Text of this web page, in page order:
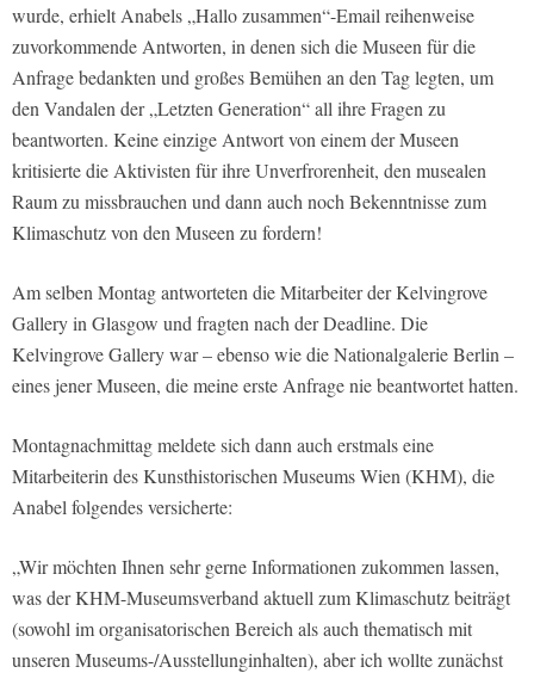
wurde, erhielt Anabels „Hallo zusammen“-Email reihenweise
zuvorkommende Antworten, in denen sich die Museen für die
Anfrage bedankten und großes Bemühen an den Tag legten, um
den Vandalen der „Letzten Generation“ all ihre Fragen zu
beantworten. Keine einzige Antwort von einem der Museen
kritisierte die Aktivisten für ihre Unverfrorenheit, den musealen
Raum zu missbrauchen und dann auch noch Bekenntnisse zum
Klimaschutz von den Museen zu fordern!
Am selben Montag antworteten die Mitarbeiter der Kelvingrove
Gallery in Glasgow und fragten nach der Deadline. Die
Kelvingrove Gallery war – ebenso wie die Nationalgalerie Berlin –
eines jener Museen, die meine erste Anfrage nie beantwortet hatten.
Montagnachmittag meldete sich dann auch erstmals eine
Mitarbeiterin des Kunsthistorischen Museums Wien (KHM), die
Anabel folgendes versicherte:
„Wir möchten Ihnen sehr gerne Informationen zukommen lassen,
was der KHM-Museumsverband aktuell zum Klimaschutz beiträgt
(sowohl im organisatorischen Bereich als auch thematisch mit
unseren Museums-/Ausstellunginhalten), aber ich wollte zunächst